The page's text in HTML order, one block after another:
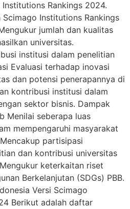
Rankings 2024.
Institutions Rankings
jumlah dan kualitas
universitas.
institusi dalam penelitian
Evaluasi terhadap inovasi
dan potensi penerapannya di
kontribusi institusi dalam
sektor bisnis. Dampak
Menilai seberapa luas
mempengaruhi masyarakat
partisipasi
dan kontribusi universitas
keterkaitan riset
Berkelanjutan (SDGs) PBB.
Versi Scimago
Berikut adalah daftar